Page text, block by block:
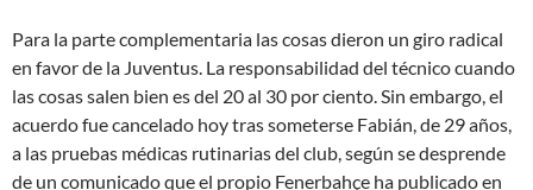
Para la parte complementaria las cosas dieron un giro radical
en favor de la Juventus. La responsabilidad del técnico cuando
las cosas salen bien es del 20 al 30 por ciento. Sin embargo, el
acuerdo fue cancelado hoy tras someterse Fabián, de 29 años,
a las pruebas médicas rutinarias del club, según se desprende
de un comunicado que el propio Fenerbahçe ha publicado en